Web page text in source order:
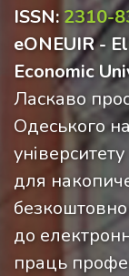
ISSN: 2310-
eONEUIR -
Economic
Ласкаво
Одеського
для
до
праць